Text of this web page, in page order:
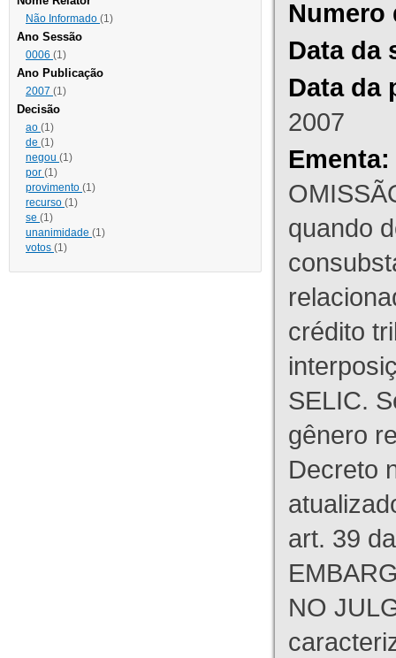
Não Informado (1)
Ano Sessão
0006 (1)
Ano Publicação
2007 (1)
Decisão
ao (1)
de (1)
negou (1)
por (1)
provimento (1)
recurso (1)
se (1)
unanimidade (1)
votos (1)
Numero
Data da
Data da
2007
Ementa:
quando
crédito
SELIC.
gênero
Decreto
art. 39
NO